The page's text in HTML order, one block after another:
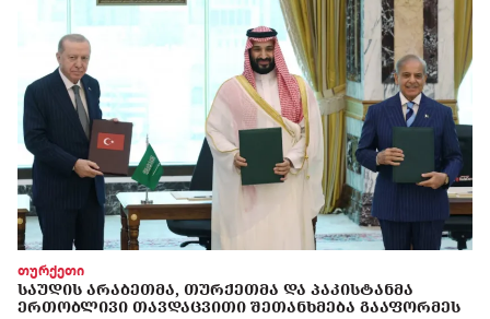
თურქეთი
ᲡᲐᲣᲓᲘᲡ ᲐᲠᲐᲑᲔᲗᲛᲐ, ᲗᲣᲠᲥᲔᲗᲛᲐ ᲓᲐ ᲞᲐᲙᲘᲡᲢᲐᲜᲛᲐ
ᲔᲠᲗᲝᲑᲚᲘᲕᲘ ᲗᲐᲕᲓᲐᲪᲕᲘᲗᲘ ᲨᲔᲗᲐᲜᲮᲛᲔᲑᲐ ᲒᲐᲐᲤᲝᲠᲛᲔᲡ